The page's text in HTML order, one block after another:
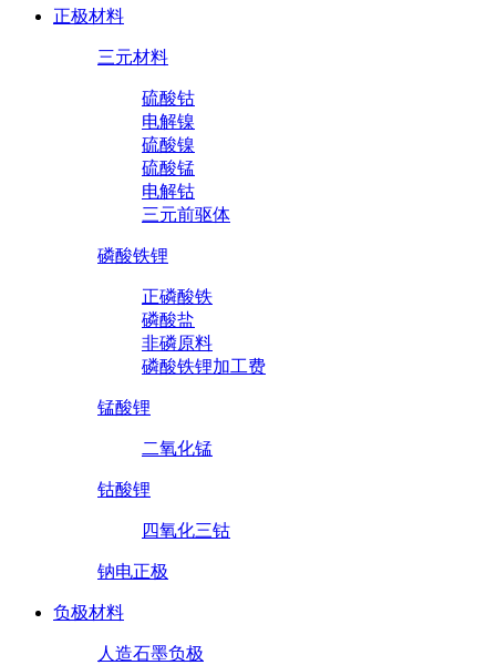
正极材料
三元材料
硫酸钴
电解镍
硫酸镍
硫酸锰
电解钴
三元前驱体
磷酸铁锂
正磷酸铁
磷酸盐
非磷原料
磷酸铁锂加工费
锰酸锂
二氧化锰
钴酸锂
四氧化三钴
钠电正极
负极材料
人造石墨负极